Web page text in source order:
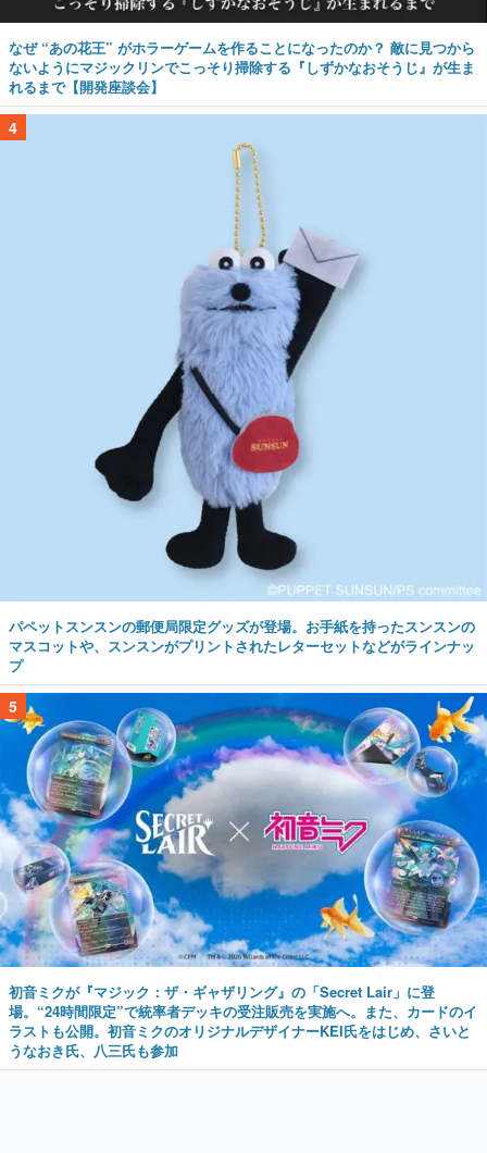
なぜ “あの花王” がホラーゲームを作ることになったのか？ 敵に見つから
ないようにマジックリンでこっそり掃除する『しずかなおそうじ』が生ま
れるまで【開発座談会】
4
パペットスンスンの郵便局限定グッズが登場。お手紙を持ったスンスンの
マスコットや、スンスンがプリントされたレターセットなどがラインナッ
プ
5
初音ミクが『マジック：ザ・ギャザリング』の「Secret Lair」に登
場。“24時間限定”で統率者デッキの受注販売を実施へ。また、カードのイ
ラストも公開。初音ミクのオリジナルデザイナーKEI氏をはじめ、さいと
うなおき氏、八三氏も参加